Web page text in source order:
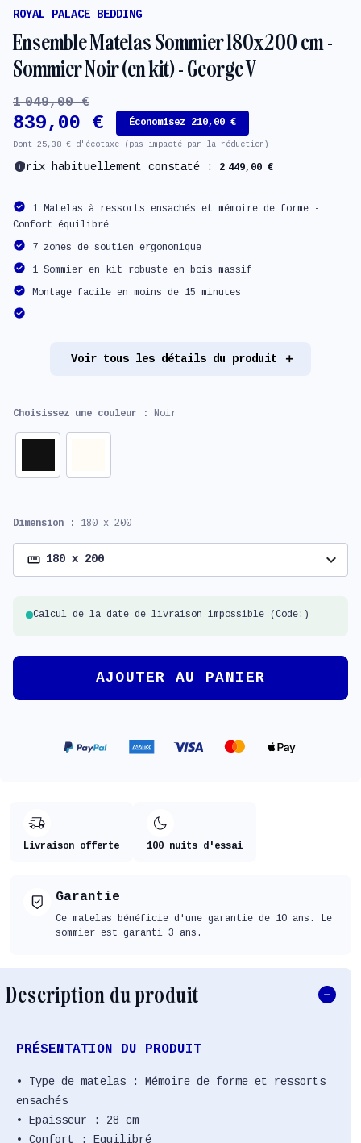
ROYAL PALACE BEDDING
Ensemble Matelas Sommier 180x200 cm -
Sommier Noir (en kit) - George V
1 049,00 €
839,00 € Économisez 210,00 €
Dont 25,38 € d'écotaxe (pas impacté par la réduction)
infoPrix habituellement constaté : 2 449,00 €
1 Matelas à ressorts ensachés et mémoire de forme -
Confort équilibré
7 zones de soutien ergonomique
1 Sommier en kit robuste en bois massif
Montage facile en moins de 15 minutes
Voir tous les détails du produit
Choisissez une couleur : Noir
Dimension : 180 x 200
180 x 200 expand_more
Calcul de la date de livraison impossible (Code:)
AJOUTER AU PANIER
Livraison offerte 100 nuits d'essai
Garantie
Ce matelas bénéficie d'une garantie de 10 ans. Le
sommier est garanti 3 ans.
Description du produit
PRÉSENTATION DU PRODUIT
• Type de matelas : Mémoire de forme et ressorts
ensachés
• Epaisseur : 28 cm
• Confort : Equilibré